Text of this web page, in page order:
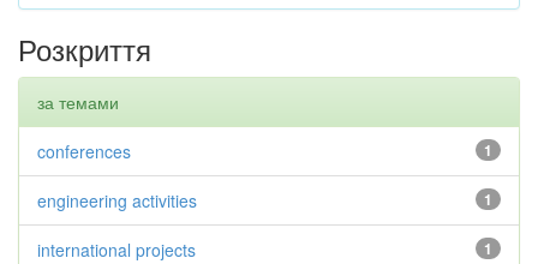
Розкриття
за темами
1
conferences
1
engineering activities
1
international projects